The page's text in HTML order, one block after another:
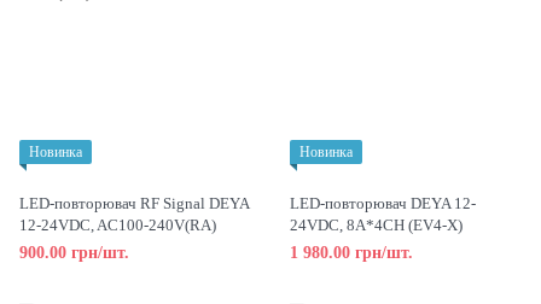
Новинка
LED-повторювач RF Signal DEYA
12-24VDC, AC100-240V(RA)
900.00 грн/шт.
Новинка
LED-повторювач DEYA 12-
24VDC, 8A*4CH (EV4-X)
1 980.00 грн/шт.